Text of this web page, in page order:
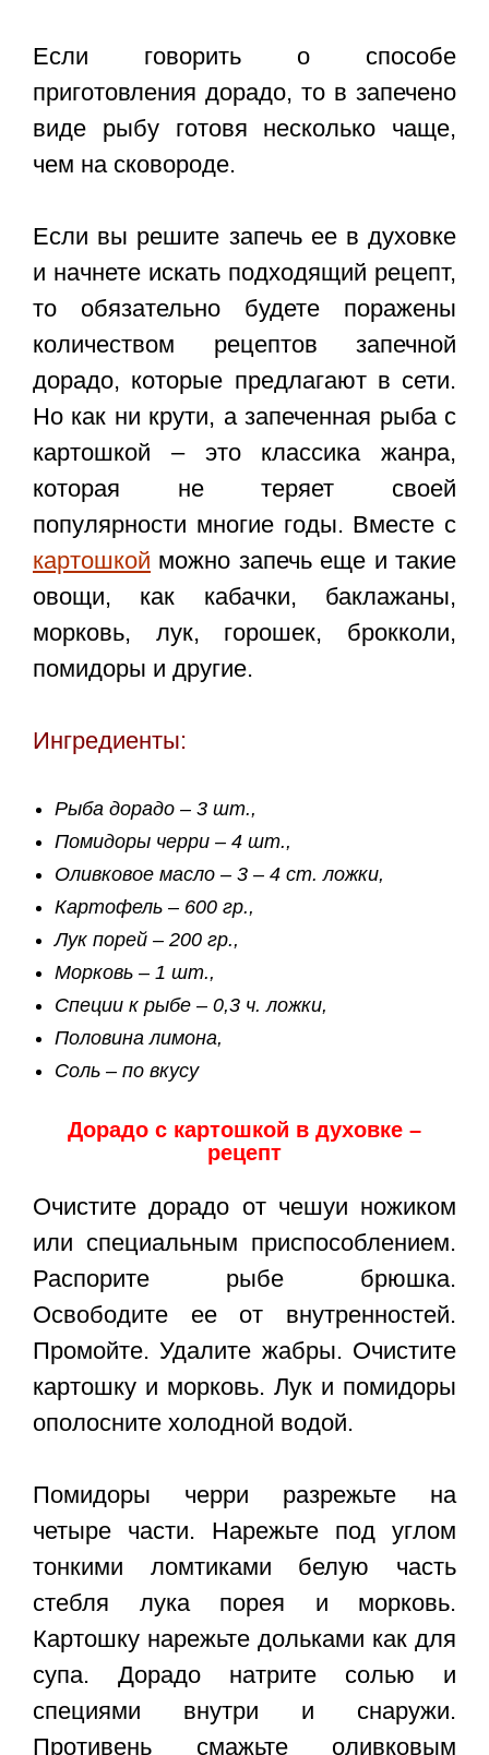
Если говорить о способе
приготовления дорадо, то в запечено
виде рыбу готовя несколько чаще,
чем на сковороде.
Если вы решите запечь ее в духовке
и начнете искать подходящий рецепт,
то обязательно будете поражены
количеством рецептов запечной
дорадо, которые предлагают в сети.
Но как ни крути, а запеченная рыба с
картошкой – это классика жанра,
которая не теряет своей
популярности многие годы. Вместе с
картошкой можно запечь еще и такие
овощи, как кабачки, баклажаны,
морковь, лук, горошек, брокколи,
помидоры и другие.
Ингредиенты:
Рыба дорадо – 3 шт.,
Помидоры черри – 4 шт.,
Оливковое масло – 3 – 4 ст. ложки,
Картофель – 600 гр.,
Лук порей – 200 гр.,
Морковь – 1 шт.,
Специи к рыбе – 0,3 ч. ложки,
Половина лимона,
Соль – по вкусу
Дорадо с картошкой в духовке –
рецепт
Очистите дорадо от чешуи ножиком
или специальным приспособлением.
Распорите рыбе брюшка.
Освободите ее от внутренностей.
Промойте. Удалите жабры. Очистите
картошку и морковь. Лук и помидоры
ополосните холодной водой.
Помидоры черри разрежьте на
четыре части. Нарежьте под углом
тонкими ломтиками белую часть
стебля лука порея и морковь.
Картошку нарежьте дольками как для
супа. Дорадо натрите солью и
специями внутри и снаружи.
Противень смажьте оливковым